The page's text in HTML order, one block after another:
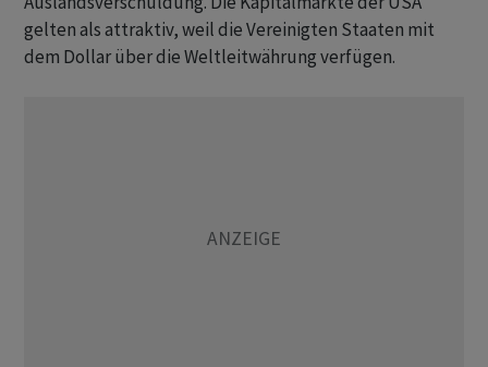
gelten als attraktiv, weil die Vereinigten Staaten mit
dem Dollar über die Weltleitwährung verfügen.